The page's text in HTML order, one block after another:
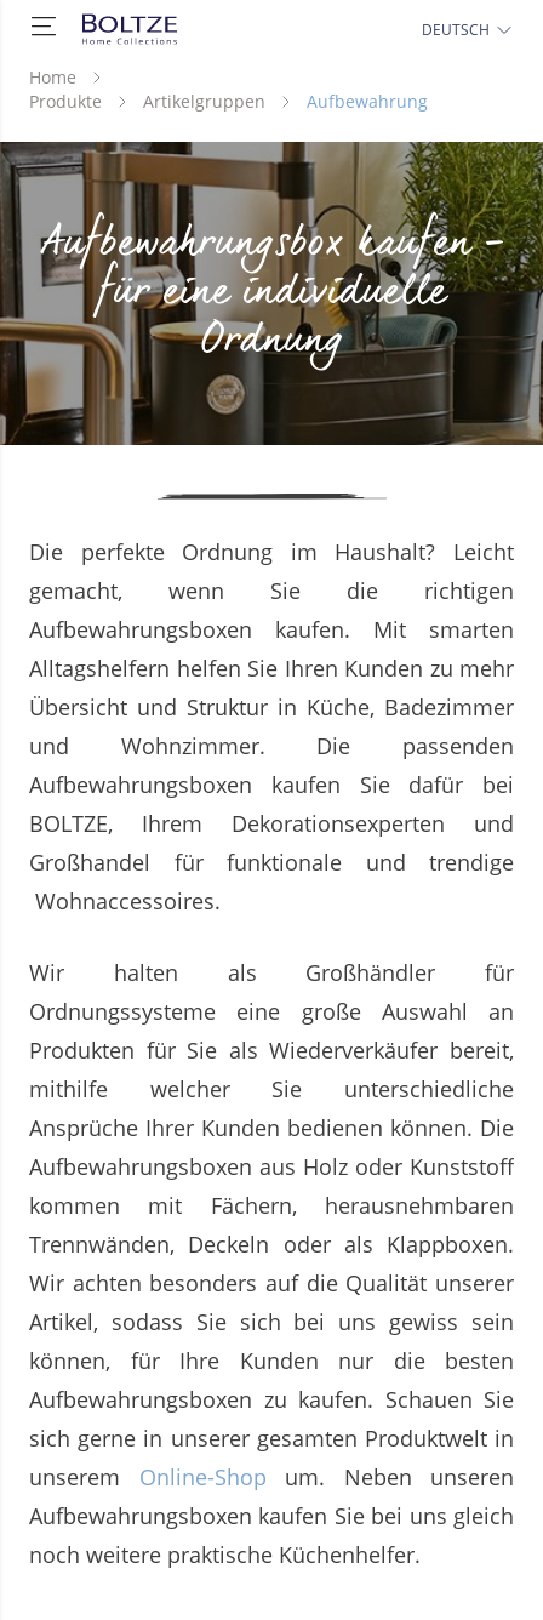
DEUTSCH
Home
Produkte
Artikelgruppen Aufbewahrung
Aufbewahrungsbox kaufen –
für eine individuelle
Ordnung
Die perfekte Ordnung im Haushalt? Leicht
gemacht, wenn Sie die richtigen
Aufbewahrungsboxen kaufen. Mit smarten
Alltagshelfern helfen Sie Ihren Kunden zu mehr
Übersicht und Struktur in Küche, Badezimmer
und Wohnzimmer. Die passenden
Aufbewahrungsboxen kaufen Sie dafür bei
BOLTZE, Ihrem Dekorationsexperten und
Großhandel für funktionale und trendige
Wohnaccessoires.
Wir halten als Großhändler für
Ordnungssysteme eine große Auswahl an
Produkten für Sie als Wiederverkäufer bereit,
mithilfe welcher Sie unterschiedliche
Ansprüche Ihrer Kunden bedienen können. Die
Aufbewahrungsboxen aus Holz oder Kunststoff
kommen mit Fächern, herausnehmbaren
Trennwänden, Deckeln oder als Klappboxen.
Wir achten besonders auf die Qualität unserer
Artikel, sodass Sie sich bei uns gewiss sein
können, für Ihre Kunden nur die besten
Aufbewahrungsboxen zu kaufen. Schauen Sie
sich gerne in unserer gesamten Produktwelt in
unserem Online-Shop um. Neben unseren
Aufbewahrungsboxen kaufen Sie bei uns gleich
noch weitere praktische Küchenhelfer.